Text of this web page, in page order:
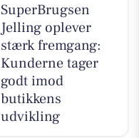
SuperBrugsen
Jelling oplever
stærk fremgang:
Kunderne tager
godt imod
butikkens
udvikling